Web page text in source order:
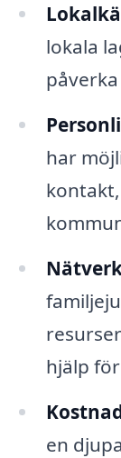
lokala
har
hjälp
en